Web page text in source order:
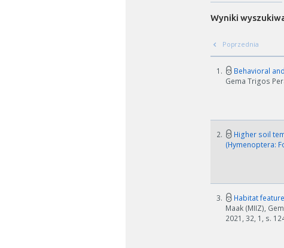
Wyniki
Poprzednia
1. Behavioral
Gema Trigos
2.
Higher soil
(Hymenoptera:
3. Habitat
Maak (MIIZ),
2021, 32, 1, s.